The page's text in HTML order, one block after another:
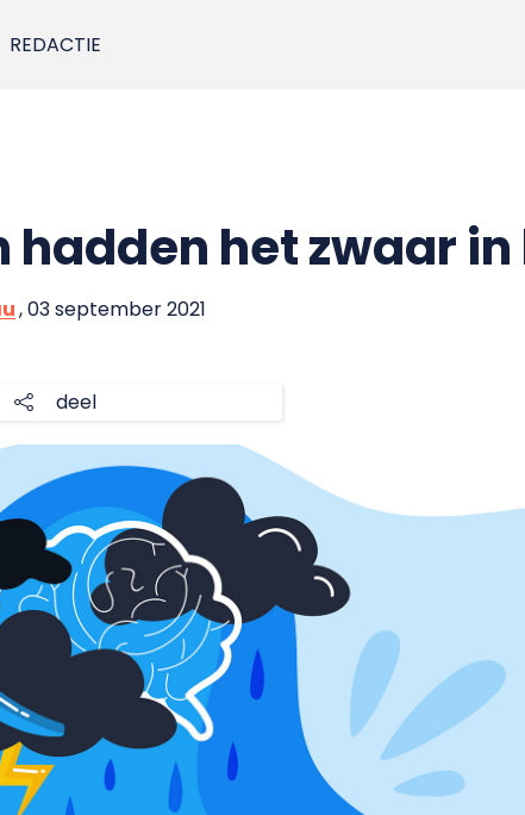
REDACTIE
hadden het zwaar
, 03 september 2021
deel